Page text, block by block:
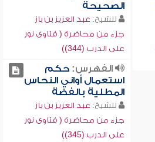
الصحيحة
للشيخ: عبد العزيز بن باز
جزء من محاضرة ( فتاوى نور
على الدرب (344))
الفهرس:حكم
استعمال أواني النحاس
المطلية بالفضة
للشيخ: عبد العزيز بن باز
جزء من محاضرة ( فتاوى نور
على الدرب (345))